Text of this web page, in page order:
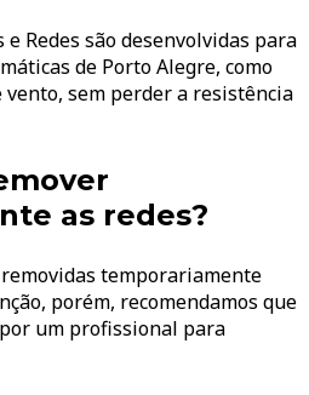
e Redes são desenvolvidas para
de Porto Alegre, como
vento, sem perder a resistência
as redes?
temporariamente
porém, recomendamos que
um profissional para